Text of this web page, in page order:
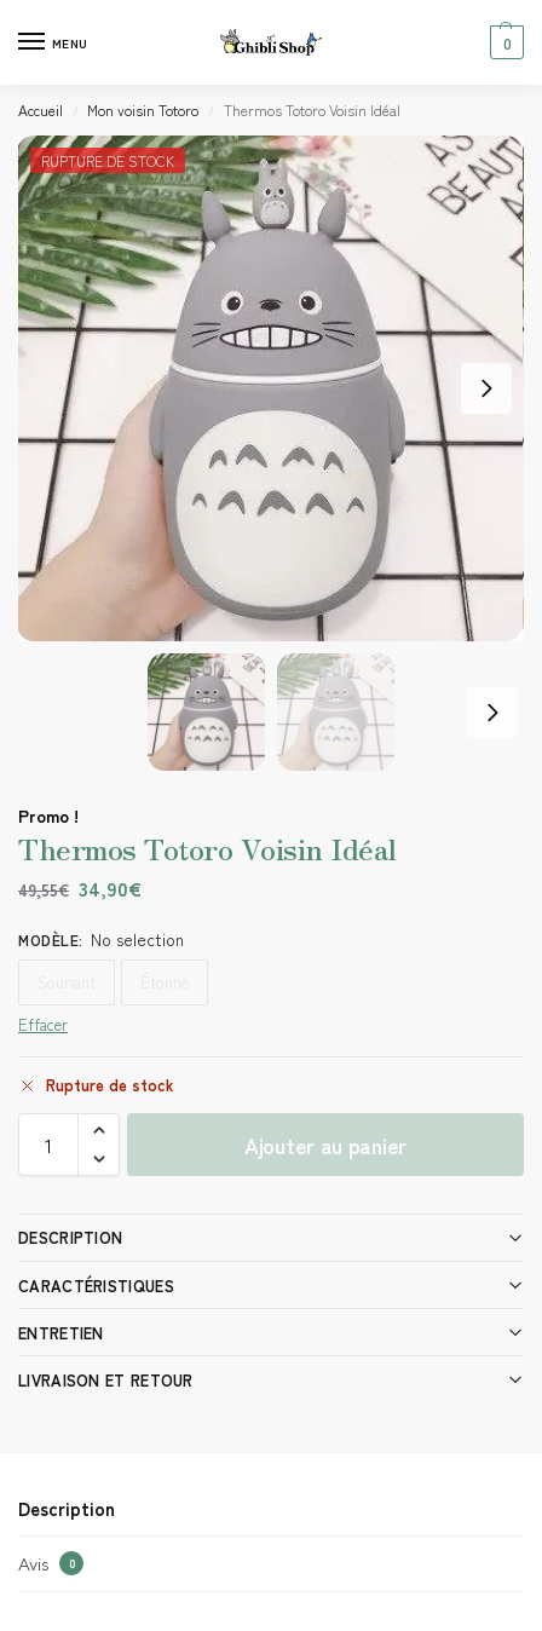
MENU 0
Accueil / Mon voisin Totoro / Thermos Totoro Voisin Idéal
RUPTURE DE STOCK
Promo !
Thermos Totoro Voisin Idéal
49,55€ 34,90€
MODÈLE: No selection
Effacer
Rupture de stock
Ajouter au panier
DESCRIPTION
CARACTÉRISTIQUES
ENTRETIEN
LIVRAISON ET RETOUR
Description
Avis 0